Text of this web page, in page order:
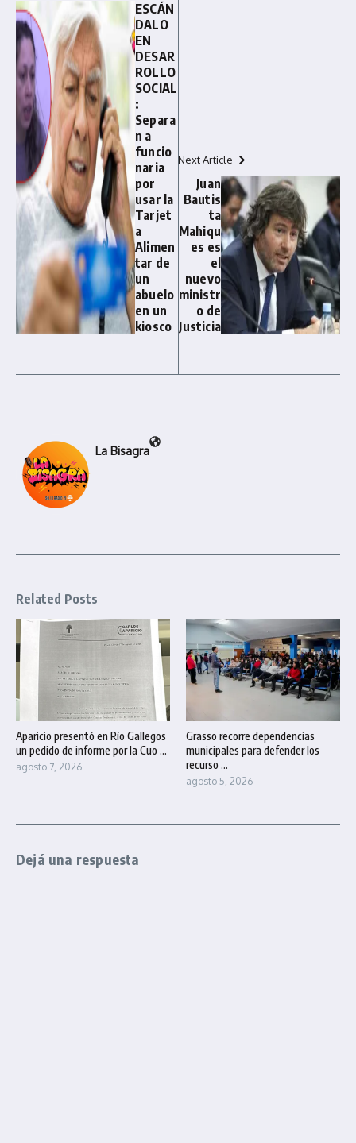
ESCÁN
DALO
EN
DESAR
ROLLO
SOCIAL
:
Separa
n a
funcio
naria
por
usar la
Tarjet
a
Alimen
tar de
un
abuelo
en un
kiosco
Next Article
Juan
Bautis
ta
Mahiqu
es es
el
nuevo
ministr
o de
Justicia
La Bisagra
Related Posts
Aparicio presentó en Río Gallegos
un pedido de informe por la Cuo ...
agosto 7, 2026
Grasso recorre dependencias
municipales para defender los
recurso ...
agosto 5, 2026
Dejá una respuesta